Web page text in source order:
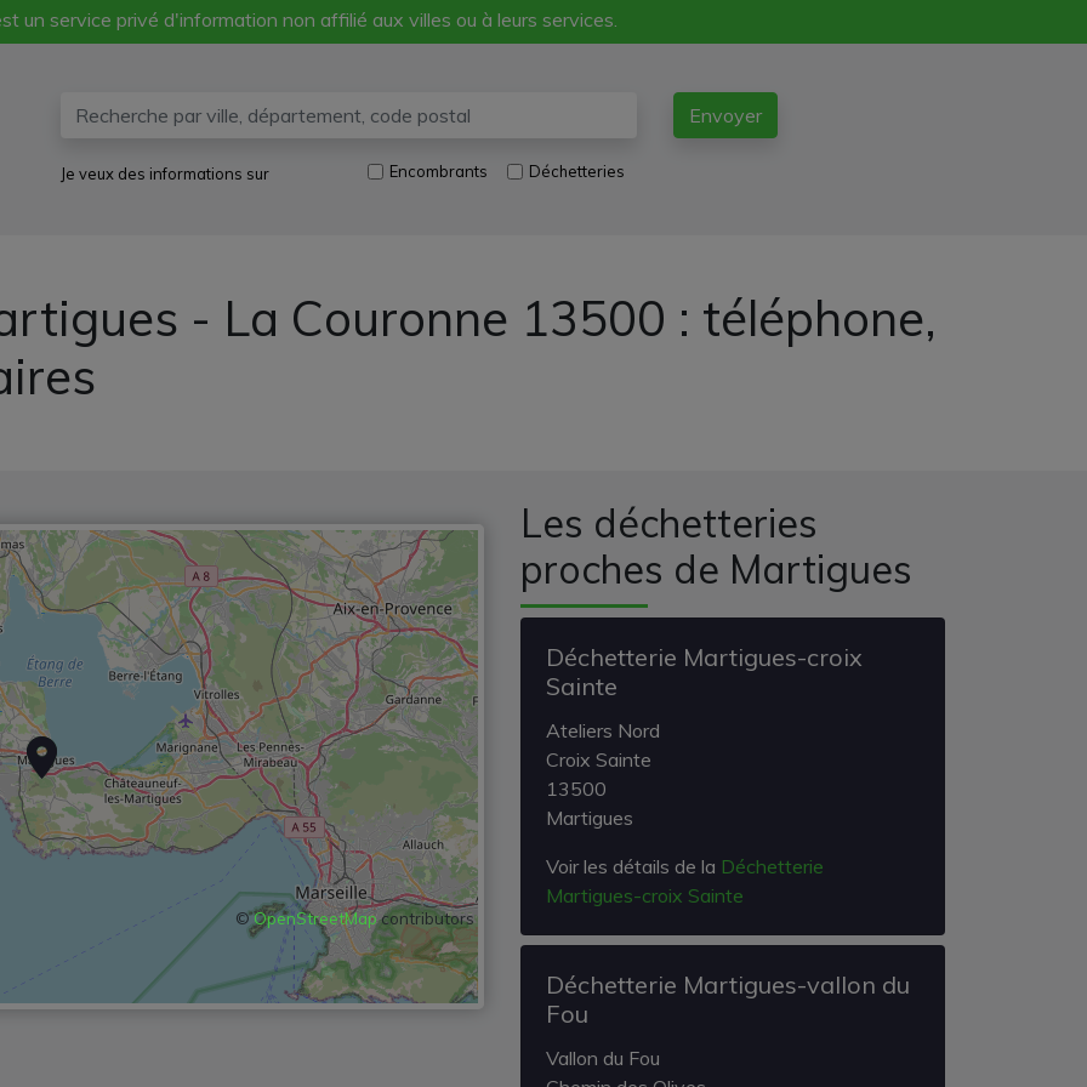
un service privé d'information non affilié aux villes ou à leurs services.
Envoyer
Je veux des informations sur Encombrants Déchetteries
- La Couronne 13500 : téléphone,
©OpenStreetMapcontributors
Les déchetteries
proches de Martigues
Déchetterie Martigues-croix
Sainte
Ateliers Nord
Croix Sainte
13500
Martigues
Voir les détails de la Déchetterie
Martigues-croix Sainte
Déchetterie Martigues-vallon du
Fou
Vallon du Fou